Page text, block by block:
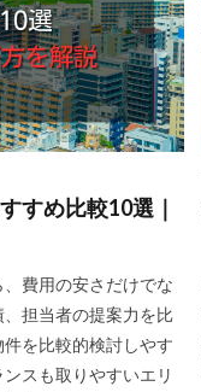
すめ比較10選｜
費用の安さだけでな
担当者の提案力を比
を比較的検討しやす
スも取りやすいエリ